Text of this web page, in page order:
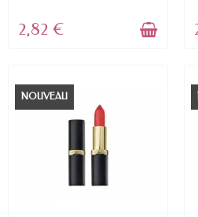
2,82 €
NOUVEAU